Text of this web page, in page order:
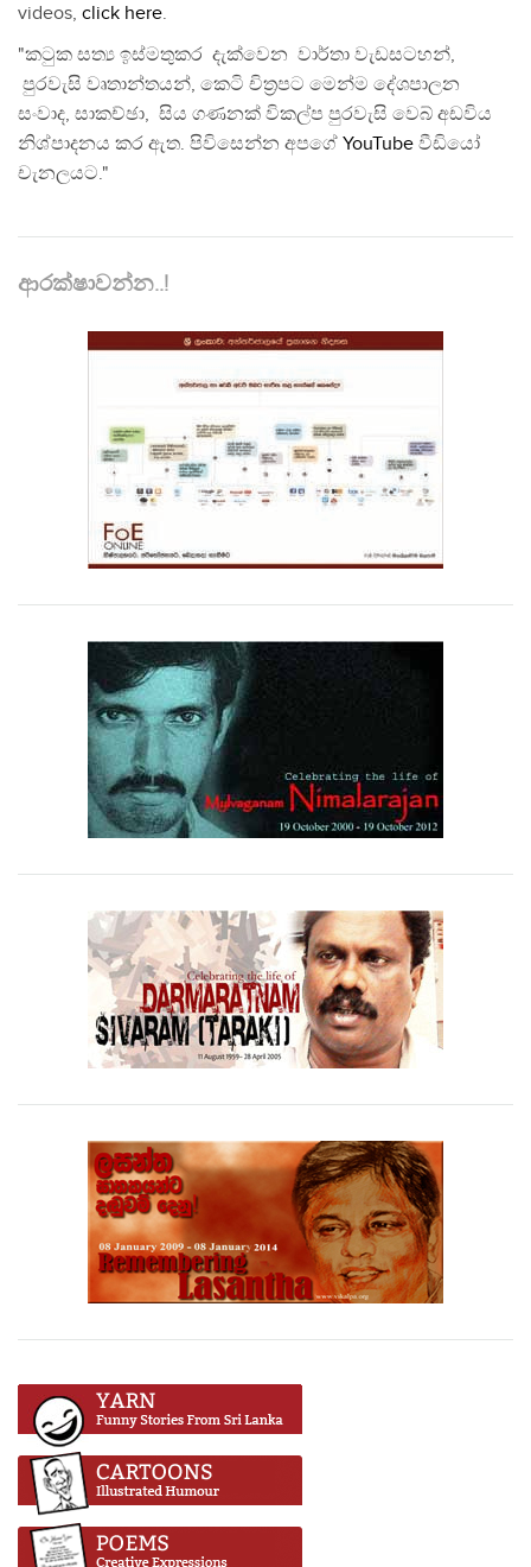
videos, click here.
"කටුක සත්‍ය ඉස්මතුකර දැක්වෙන වාර්තා වැඩසටහන්,
පුරවැසි වෘතාන්තයන්, කෙටි චිත්‍රපට මෙන්ම දේශපාලන
සංවාද, සාකච්ඡා, සිය ගණනක් විකල්ප පුරවැසි වෙබ් අඩවිය
නිශ්පාදනය කර ඇත. පිවිසෙන්න අපගේ YouTube වීඩියෝ
චැනලයට."
ආරක්ෂාවන්න..!